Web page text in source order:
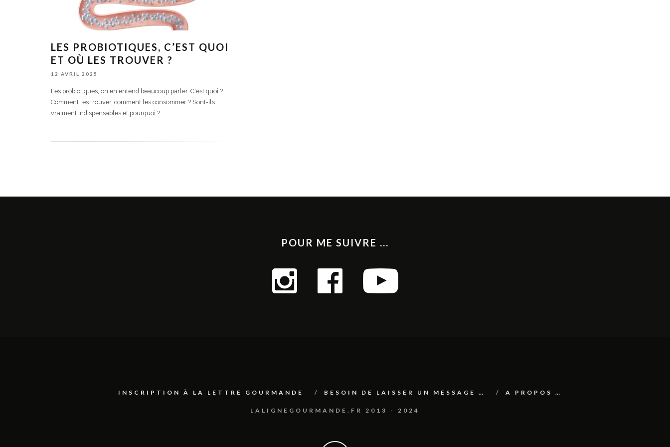
LES PROBIOTIQUES, C’EST QUOI
ET OÙ LES TROUVER ?
12 AVRIL 2025
Les probiotiques, on en entend beaucoup parler. C'est quoi ?
Comment les trouver, comment les consommer ? Sont-ils
vraiment indispensables et pourquoi ? ...
POUR ME SUIVRE ...
INSCRIPTION À LA LETTRE GOURMANDE BESOIN DE LAISSER UN MESSAGE … A PROPOS …
LALIGNEGOURMANDE.FR 2013 - 2024